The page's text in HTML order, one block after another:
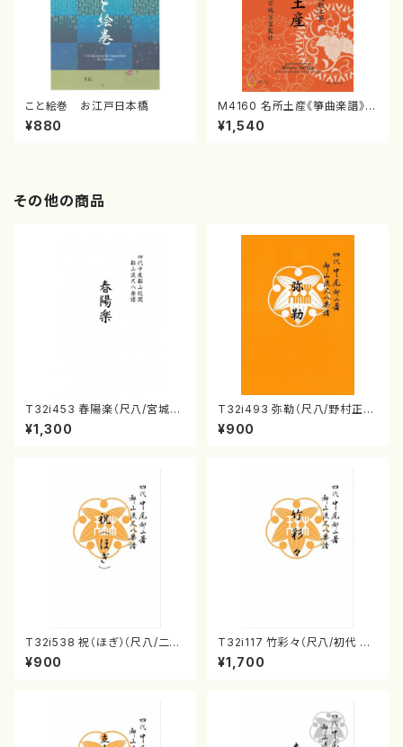
こと絵巻 お江戸日本橋
¥880
M4160 名所土産《箏曲楽譜》
（箏/宮城喜代子・宮城数江著・
宮城宗家監修/箏曲古典楽譜）
¥1,540
その他の商品
T32i453 春陽楽（尺八/宮城道
雄/楽譜）都山流公刊楽譜曲番:2
160
¥1,300
T32i493 弥勒（尺八/野村正
峰/楽譜）都山流公刊楽譜曲番:2
202
¥900
T32i538 祝（ほぎ）（尺八/二代
池田静山/楽譜）都山流公刊楽譜
曲番:2247
¥900
T32i117 竹彩々（尺八/初代 山
本邦山/尺八/都山式譜）都山流
公刊楽譜曲番:566
¥1,700